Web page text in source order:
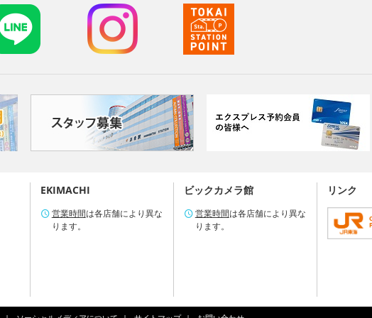
EKIMACHI
営業時間は各店舗により異な
ります。
ビックカメラ館
営業時間は各店舗により異な
ります。
リンク